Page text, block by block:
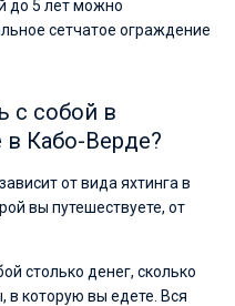
до 5 лет можно
сетчатое ограждение
с собой в
в Кабо-Верде?
от вида яхтинга в
вы путешествуете, от
столько денег, сколько
в которую вы едете. Вся